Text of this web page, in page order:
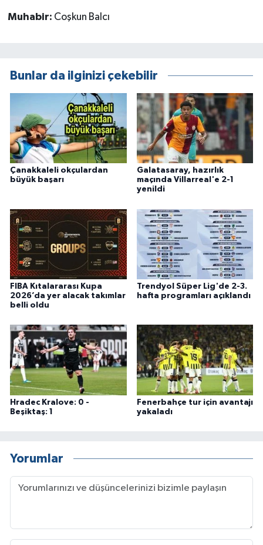
Muhabir: Coşkun Balcı
Bunlar da ilginizi çekebilir
Çanakkaleli okçulardan
büyük başarı
Galatasaray, hazırlık
maçında Villarreal'e 2-1
yenildi
FIBA Kıtalararası Kupa
2026’da yer alacak takımlar
belli oldu
Trendyol Süper Lig'de 2-3.
hafta programları açıklandı
Hradec Kralove: 0 -
Beşiktaş: 1
Fenerbahçe tur için avantajı
yakaladı
Yorumlar